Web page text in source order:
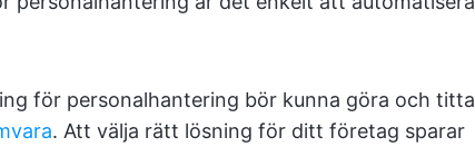
för personalhantering bör kunna göra och titta
. Att välja rätt lösning för ditt företag sparar